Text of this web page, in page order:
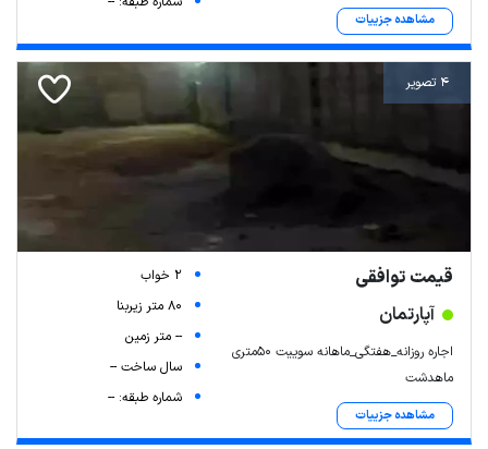
مشاهده جزییات
4 تصویر
قیمت توافقی
آپارتمان
اجاره روزانه_هفتگی_ماهانه سوییت 50متری
ماهدشت
مشاهده جزییات
2 خواب
80 متر زیربنا
-- متر زمین
سال ساخت --
شماره طبقه: --